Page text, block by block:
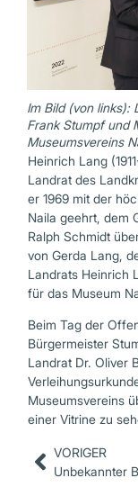
Im Bild (von links):
Frank Stumpf und
Museumsvereins
Heinrich Lang
Landrat des
er 1969 mit der
Naila geehrt, dem
Ralph Schmidt
von Gerda Lang,
Landrats Heinrich
für das Museum
Beim Tag der
Bürgermeister
Landrat Dr. Oliver
Museumsvereins
einer Vitrine zu
VORIGER